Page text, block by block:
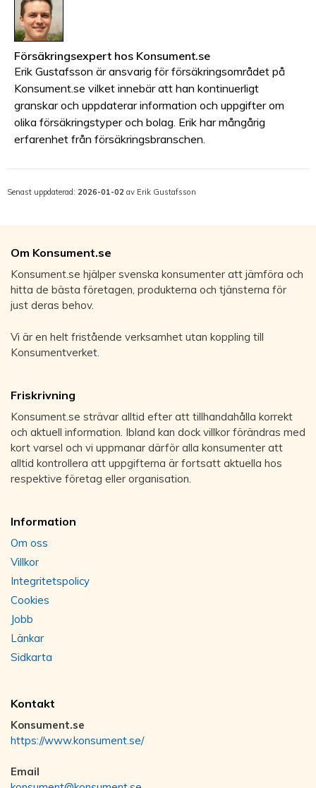
Försäkringsexpert hos Konsument.se
Erik Gustafsson är ansvarig för försäkringsområdet på
Konsument.se vilket innebär att han kontinuerligt
granskar och uppdaterar information och uppgifter om
olika försäkringstyper och bolag. Erik har mångårig
erfarenhet från försäkringsbranschen.
Senast uppdaterad: 2026-01-02 av Erik Gustafsson
Om Konsument.se
Konsument.se hjälper svenska konsumenter att jämföra och
hitta de bästa företagen, produkterna och tjänsterna för
just deras behov.
Vi är en helt fristående verksamhet utan koppling till
Konsumentverket.
Friskrivning
Konsument.se strävar alltid efter att tillhandahålla korrekt
och aktuell information. Ibland kan dock villkor förändras med
kort varsel och vi uppmanar därför alla konsumenter att
alltid kontrollera att uppgifterna är fortsatt aktuella hos
respektive företag eller organisation.
Information
Om oss
Villkor
Integritetspolicy
Cookies
Jobb
Länkar
Sidkarta
Kontakt
Konsument.se
https://www.konsument.se/
Email